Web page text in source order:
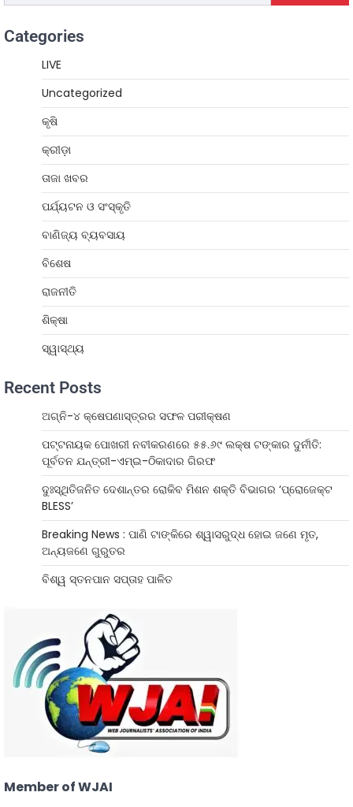
Categories
LIVE
Uncategorized
କୃଷି
କ୍ରୀଡ଼ା
ତାଜା ଖବର
ପର୍ଯ୍ୟଟନ ଓ ସଂସ୍କୃତି
ବାଣିଜ୍ୟ ବ୍ୟବସାୟ
ବିଶେଷ
ରାଜନୀତି
ଶିକ୍ଷା
ସ୍ୱାସ୍ଥ୍ୟ
Recent Posts
ଅଗ୍ନି-୪ କ୍ଷେପଣାସ୍ତ୍ରର ସଫଳ ପରୀକ୍ଷଣ
ପଟ୍ଟନାୟକ ପୋଖରୀ ନବୀକରଣରେ ୫୫.୬୯ ଲକ୍ଷ ଟଙ୍କାର ଦୁର୍ନୀତି:
ପୂର୍ବତନ ଯନ୍ତ୍ରୀ-ଏମ୍‌ଇ-ଠିକାଦାର ଗିରଫ
ଦୁଃସ୍ଥିତିଜନିତ ଦେଶାନ୍ତର ରୋକିବ ମିଶନ ଶକ୍ତି ବିଭାଗର ‘ପ୍ରୋଜେକ୍ଟ
BLESS’
Breaking News : ପାଣି ଟାଙ୍କିରେ ଶ୍ୱାସରୁଦ୍ଧ ହୋଇ ଜଣେ ମୃତ,
ଅନ୍ୟଜଣେ ଗୁରୁତର
ବିଶ୍ୱ ସ୍ତନପାନ ସପ୍ତାହ ପାଳିତ
Member of WJAI